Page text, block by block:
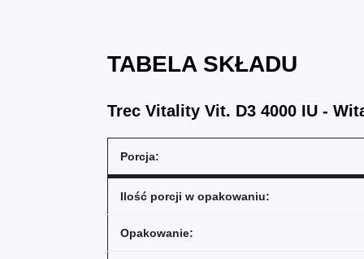
TABELA SKŁADU
Trec Vitality Vit. D3 4000 IU -
Porcja:
Ilość porcji w opakowaniu:
Opakowanie: